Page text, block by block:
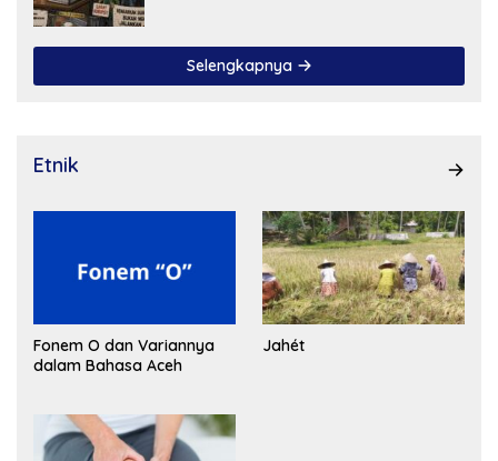
Selengkapnya
Etnik
Fonem O dan Variannya
dalam Bahasa Aceh
Jahét